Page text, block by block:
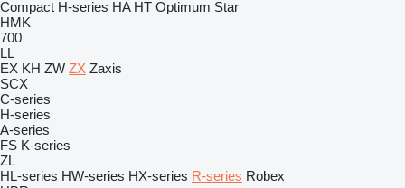
Compact H-series HA HT Optimum Star
HMK
700
LL
EX KH ZW ZX Zaxis
SCX
C-series
H-series
A-series
FS K-series
ZL
HL-series HW-series HX-series R-series Robex